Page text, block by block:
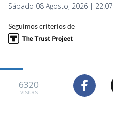
Sábado 08 Agosto, 2026 | 22:07
Seguimos criterios de
6320
visitas